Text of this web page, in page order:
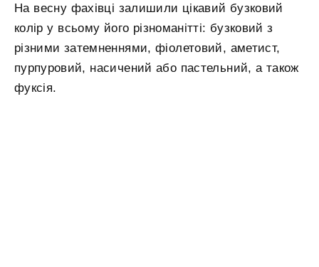
На весну фахівці залишили цікавий бузковий
колір у всьому його різноманітті: бузковий з
різними затемненнями, фіолетовий, аметист,
пурпуровий, насичений або пастельний, а також
фуксія.